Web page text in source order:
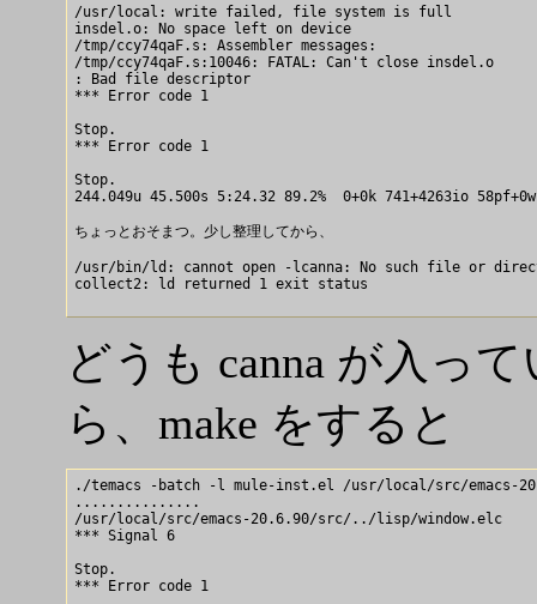
/usr/local: write failed, file system is full
insdel.o: No space left on device
/tmp/ccy74qaF.s: Assembler messages:
/tmp/ccy74qaF.s:10046: FATAL: Can't close insdel.o
: Bad file descriptor
*** Error code 1
Stop.
*** Error code 1
Stop.
244.049u 45.500s 5:24.32 89.2%  0+0k 741+4263io 58pf+0w
ちょっとおそまつ。少し整理してから、
/usr/bin/ld: cannot open -lcanna: No such file or
collect2: ld returned 1 exit status
どうも canna が入っ
ら、make をすると
./temacs -batch -l mule-inst.el /usr/local/src/
...............
/usr/local/src/emacs-20.6.90/src/../lisp/window.elc
*** Signal 6
Stop.
*** Error code 1